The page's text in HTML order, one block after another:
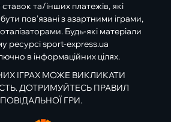
та/інших платежів, які
пов’язані з азартними іграми,
Будь-які матеріали
ресурсі sport-express.ua
в інформаційних цілях.
ІГРАХ МОЖЕ ВИКЛИКАТИ
ДОТРИМУЙТЕСЬ ПРАВИЛ
ГРИ.